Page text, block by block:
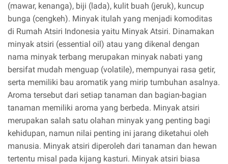
(mawar, kenanga), biji (lada), kulit buah (jeruk), kuncup
bunga (cengkeh). Minyak itulah yang menjadi komoditas
di Rumah Atsiri Indonesia yaitu Minyak Atsiri. Dinamakan
minyak atsiri (essential oil) atau yang dikenal dengan
nama minyak terbang merupakan minyak nabati yang
bersifat mudah menguap (volatile), mempunyai rasa getir,
serta memiliki bau aromatik yang mirip tumbuhan asalnya.
Aroma tersebut dari setiap tanaman dan bagian-bagian
tanaman memiliki aroma yang berbeda. Minyak atsiri
merupakan salah satu olahan minyak yang penting bagi
kehidupan, namun nilai penting ini jarang diketahui oleh
manusia. Minyak atsiri diperoleh dari tanaman dan hewan
tertentu misal pada kijang kasturi. Minyak atsiri biasa